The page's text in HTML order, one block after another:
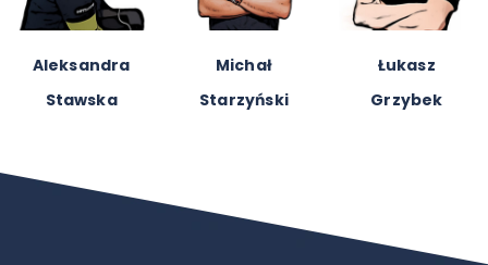
Emilia
Barczuk
Piotr
Szmidt
Karolina
Szewczak